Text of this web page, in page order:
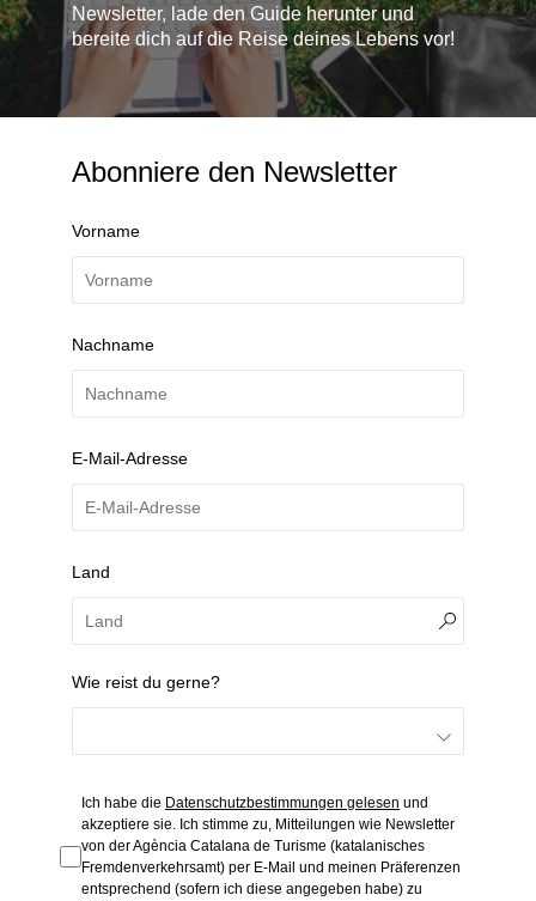
Newsletter, lade den Guide herunter und
bereite dich auf die Reise deines Lebens vor!
Abonniere den Newsletter
Vorname
Nachname
E-Mail-Adresse
Land
Wie reist du gerne?
Ich habe die Datenschutzbestimmungen gelesen und
akzeptiere sie. Ich stimme zu, Mitteilungen wie Newsletter
von der Agència Catalana de Turisme (katalanisches
Fremdenverkehrsamt) per E-Mail und meinen Präferenzen
entsprechend (sofern ich diese angegeben habe) zu